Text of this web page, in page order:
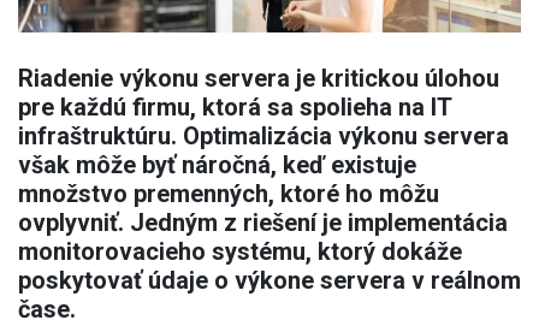
Riadenie výkonu servera je kritickou úlohou
pre každú firmu, ktorá sa spolieha na IT
infraštruktúru. Optimalizácia výkonu servera
však môže byť náročná, keď existuje
množstvo premenných, ktoré ho môžu
ovplyvniť. Jedným z riešení je implementácia
monitorovacieho systému, ktorý dokáže
poskytovať údaje o výkone servera v reálnom
čase.